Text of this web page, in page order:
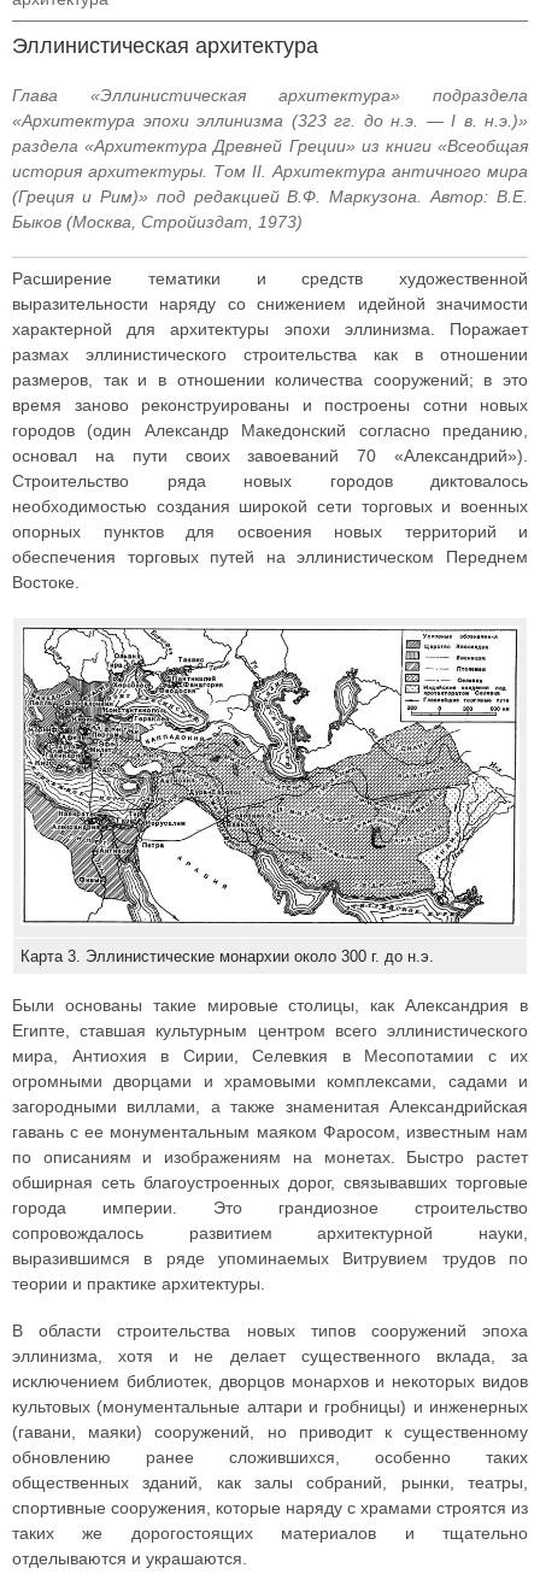
Эллинистическая архитектура
Глава «Эллинистическая архитектура» подраздела
«Архитектура эпохи эллинизма (323 гг. до н.э. — I в. н.э.)»
раздела «Архитектура Древней Греции» из книги «Всеобщая
история архитектуры. Том II. Архитектура античного мира
(Греция и Рим)» под редакцией В.Ф. Маркузона. Автор: В.Е.
Быков (Москва, Стройиздат, 1973)
Расширение тематики и средств художественной
выразительности наряду со снижением идейной значимости
характерной для архитектуры эпохи эллинизма. Поражает
размах эллинистического строительства как в отношении
размеров, так и в отношении количества сооружений; в это
время заново реконструированы и построены сотни новых
городов (один Александр Македонский согласно преданию,
основал на пути своих завоеваний 70 «Александрий»).
Строительство ряда новых городов диктовалось
необходимостью создания широкой сети торговых и военных
опорных пунктов для освоения новых территорий и
обеспечения торговых путей на эллинистическом Переднем
Востоке.
Карта 3. Эллинистические монархии около 300 г. до н.э.
Были основаны такие мировые столицы, как Александрия в
Египте, ставшая культурным центром всего эллинистического
мира, Антиохия в Сирии, Селевкия в Месопотамии с их
огромными дворцами и храмовыми комплексами, садами и
загородными виллами, а также знаменитая Александрийская
гавань с ее монументальным маяком Фаросом, известным нам
по описаниям и изображениям на монетах. Быстро растет
обширная сеть благоустроенных дорог, связывавших торговые
города империи. Это грандиозное строительство
сопровождалось развитием архитектурной науки,
выразившимся в ряде упоминаемых Витрувием трудов по
теории и практике архитектуры.
В области строительства новых типов сооружений эпоха
эллинизма, хотя и не делает существенного вклада, за
исключением библиотек, дворцов монархов и некоторых видов
культовых (монументальные алтари и гробницы) и инженерных
(гавани, маяки) сооружений, но приводит к существенному
обновлению ранее сложившихся, особенно таких
общественных зданий, как залы собраний, рынки, театры,
спортивные сооружения, которые наряду с храмами строятся из
таких же дорогостоящих материалов и тщательно
отделываются и украшаются.